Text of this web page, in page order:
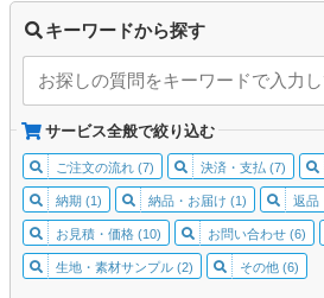
キーワードから探す
サービス全般で絞り込む
ご注文の流れ (7) 決済・支払 (7)
納期 (1) 納品・お届け (1) 返品
お見積・価格 (10) お問い合わせ (6)
生地・素材サンプル (2) その他 (6)